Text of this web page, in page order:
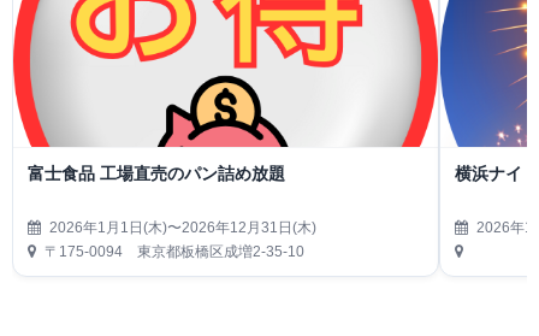
富士食品 工場直売のパン詰め放題
2026年1月1日(木)〜2026年12月31日(木)
〒175-0094 東京都板橋区成増2-35-10
横浜ナイ
2026年1